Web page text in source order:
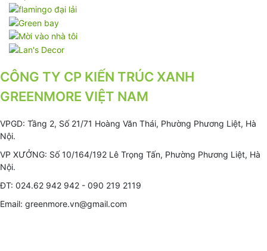
CÔNG TY CP KIẾN TRÚC XANH
GREENMORE VIỆT NAM
VPGD: Tầng 2, Số 21/71 Hoàng Văn Thái, Phường Phương Liệt, Hà
Nội.
VP XƯỞNG: Số 10/164/192 Lê Trọng Tấn, Phường Phương Liệt, Hà
Nội.
ĐT: 024.62 942 942 - 090 219 2119
Email: greenmore.vn@gmail.com